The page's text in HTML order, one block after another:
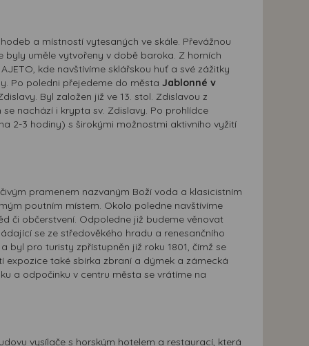
a místností vytesaných ve skále. Převážnou
uměle vytvořeny v době baroka. Z horních
kde navštívíme sklářskou huť a své zážitky
Po poledni přejedeme do města Jablonné v
Byl založen již ve 13. stol. Zdislavou z
nachází i krypta sv. Zdislavy. Po prohlídce
2-3 hodiny) s širokými možnostmi aktivního vyžití
pramenem nazvaným Boží voda a klasicistním
poutním místem. Okolo poledne navštívíme
či občerstvení. Odpoledne již budeme věnovat
se ze středověkého hradu a renesančního
byl pro turisty zpřístupněn již roku 1801, čímž se
expozice také sbírka zbraní a dýmek a zámecká
a odpočinku v centru města se vrátíme na
vysílače s horským hotelem a restaurací, která